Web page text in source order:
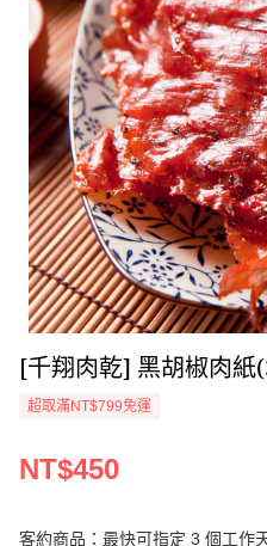
[千翔肉乾] 黑胡椒肉紙
超取滿NT$799免運
NT$450
客約商品：最快可指定 3 個工作